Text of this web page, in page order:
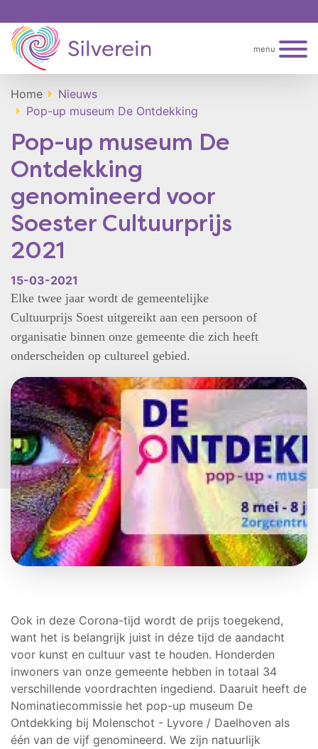
menu
Home
Nieuws
Pop-up museum De Ontdekking
Pop-up museum De
Ontdekking
genomineerd voor
Soester Cultuurprijs
2021
15-03-2021
Elke twee jaar wordt de gemeentelijke
Cultuurprijs Soest uitgereikt aan een persoon of
organisatie binnen onze gemeente die zich heeft
onderscheiden op cultureel gebied.
Ook in deze Corona-tijd wordt de prijs toegekend,
want het is belangrijk juist in déze tijd de aandacht
voor kunst en cultuur vast te houden. Honderden
inwoners van onze gemeente hebben in totaal 34
verschillende voordrachten ingediend. Daaruit heeft de
Nominatiecommissie het pop-up museum De
Ontdekking bij Molenschot - Lyvore / Daelhoven als
één van de vijf genomineerd. We zijn natuurlijk